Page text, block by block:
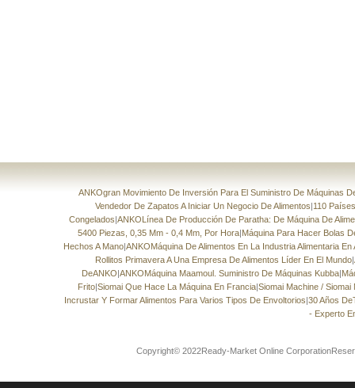
ANKOgran Movimiento De Inversión Para El Suministro De Máquinas
Vendedor De Zapatos A Iniciar Un Negocio De Alimentos|110
Congelados|ANKOLínea De Producción De Paratha: De Máquina De
5400 Piezas, 0,35 Mm - 0,4 Mm, Por Hora|Máquina Para Hacer Bolas
Hechos A Mano|ANKOMáquina De Alimentos En La Industria Alimentaria En
Rollitos Primavera A Una Empresa De Alimentos Líder En El Mundo|
DeANKO|ANKOMáquina Maamoul. Suministro De Máquinas Kubba|
Frito|Siomai Que Hace La Máquina En Francia|Siomai Machine /
Incrustar Y Formar Alimentos Para Varios Tipos De Envoltorios|30 Años
- Experto
Copyright© 2022Ready-Market Online